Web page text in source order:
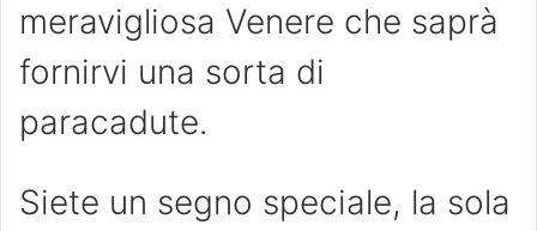
meravigliosa Venere che saprà
fornirvi una sorta di
paracadute.
Siete un segno speciale, la sola